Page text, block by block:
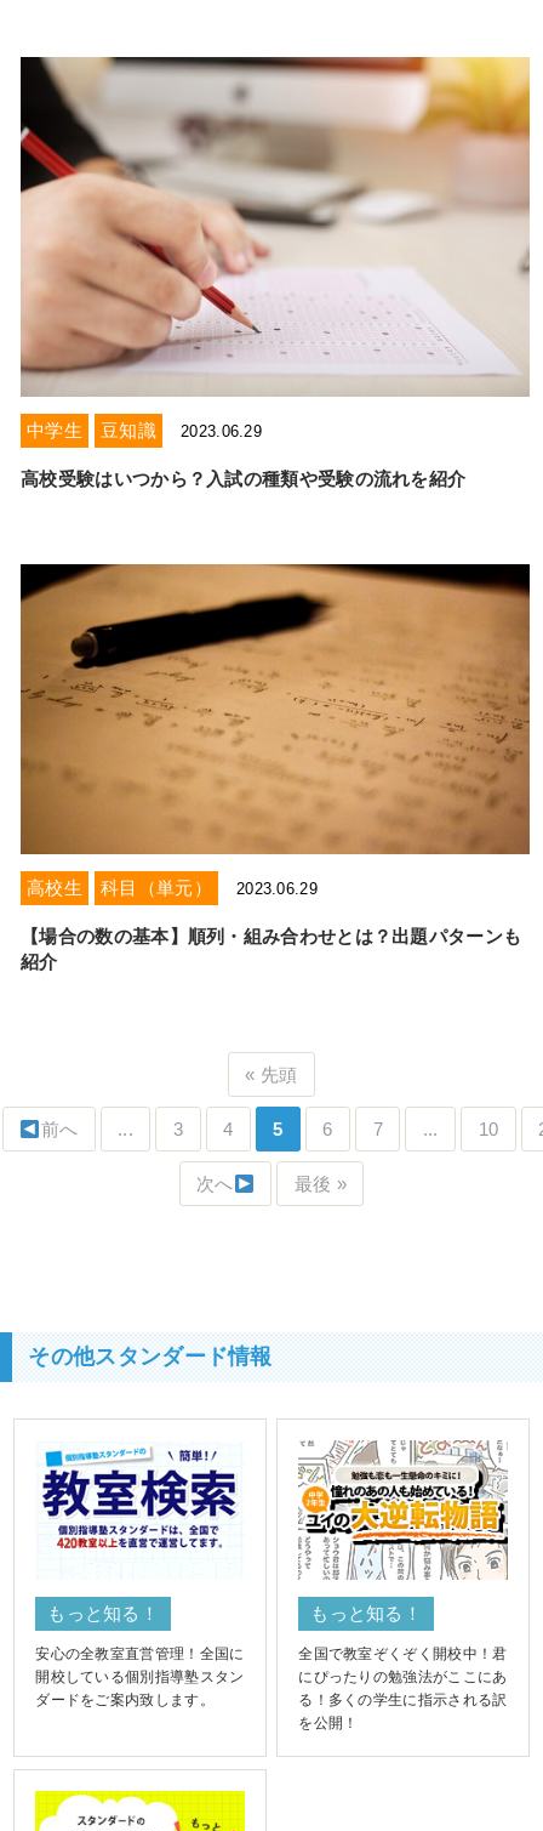
中学生 豆知識 2023.06.29
高校受験はいつから？入試の種類や受験の流れを紹介
高校生 科目（単元） 2023.06.29
【場合の数の基本】順列・組み合わせとは？出題パターンも
紹介
« 先頭
前へ ... 3 4 5 6 7 ... 10
次へ 最後 »
その他スタンダード情報
もっと知る！
安心の全教室直営管理！全国に
開校している個別指導塾スタン
ダードをご案内致します。
もっと知る！
全国で教室ぞくぞく開校中！君
にぴったりの勉強法がここにあ
る！多くの学生に指示される訳
を公開！